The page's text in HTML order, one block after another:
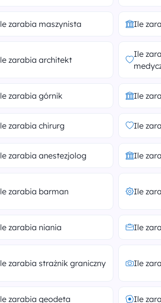
zarabia maszynista Ile
zarabia architekt
Ile
zarabia górnik Ile
zarabia chirurg Ile
zarabia anestezjolog Ile
zarabia barman Ile
zarabia niania Ile
zarabia strażnik graniczny Ile
zarabia geodeta Ile